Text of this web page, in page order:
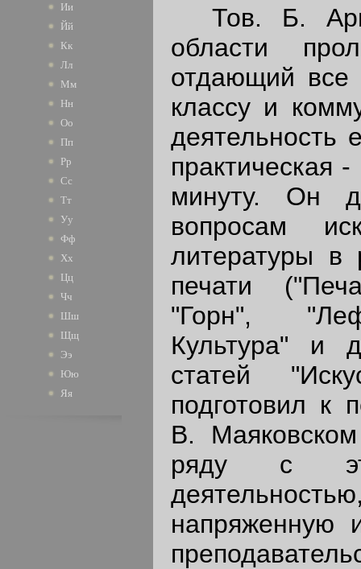
Ии
Йй
Кк
Лл
Мм
Нн
Оо
Пп
Рр
Сс
Тт
Уу
Фф
Хх
Цц
Чч
Шш
Щщ
Ээ
Юю
Яя
Тов. Б.
области
отдающий все
классу и
деятельность
практическая
минуту. Он
вопросам
литературы в
печати
"Горн",
Культура" и
статей
подготовил к
В.
ряду с
напряженную